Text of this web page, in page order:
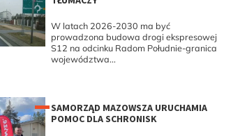
W latach 2026-2030 ma być
prowadzona budowa drogi ekspresowej
S12 na odcinku Radom Południe-granica
województwa...
SAMORZĄD MAZOWSZA URUCHAMIA
POMOC DLA SCHRONISK